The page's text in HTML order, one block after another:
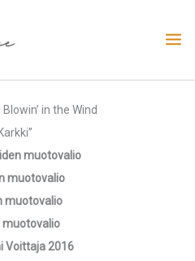
Blowin’ in the Wind
muotovalio
muotovalio
muotovalio
muotovalio
Voittaja 2016